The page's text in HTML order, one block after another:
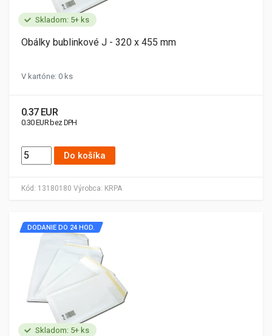
Skladom: 5+ ks
Kód: 13180180 Výrobca: KRPA
Obálky bublinkové J - 320 x 455 mm
V kartóne: 0 ks
0.37 EUR
0.30 EUR bez DPH
Do košíka
Skladom: 5+ ks
DODANIE DO 24 HOD.